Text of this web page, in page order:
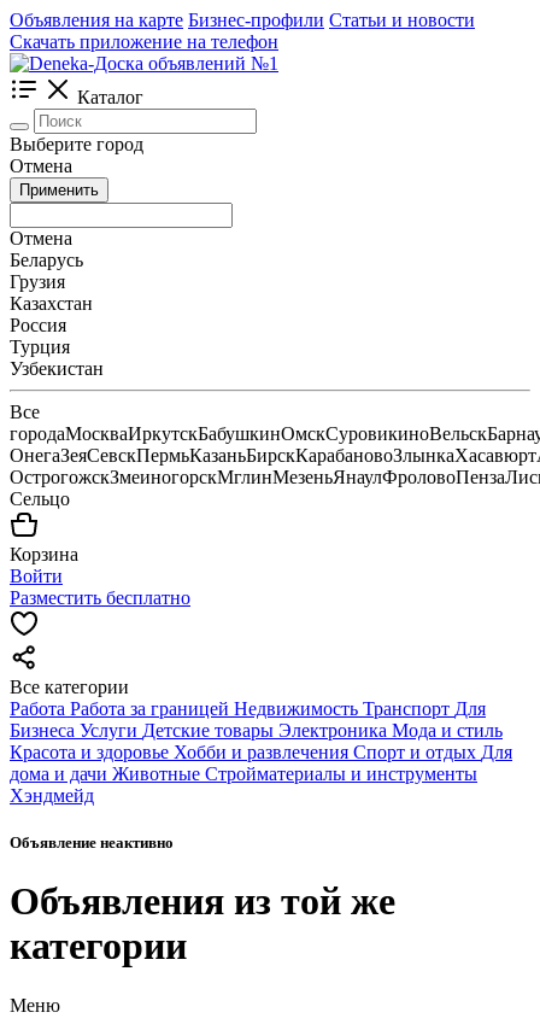
Объявления на карте Бизнес-профили Статьи и новости
Скачать приложение на телефон
Каталог
Выберите город
Отмена
Применить
Отмена
Беларусь
Грузия
Казахстан
Россия
Турция
Узбекистан
Все
городаМоскваИркутскБабушкинОмскСуровикиноВельск
ОнегаЗеяСевскПермьКазаньБирскКарабановоЗлынкаХасавюрт
ОстрогожскЗмеиногорскМглинМезеньЯнаулФроловоПенза
Сельцо
Корзина
Войти
Разместить бесплатно
Все категории
Работа Работа за границей Недвижимость Транспорт Для
Бизнеса Услуги Детские товары Электроника Мода и стиль
Красота и здоровье Хобби и развлечения Спорт и отдых Для
дома и дачи Животные Стройматериалы и инструменты
Хэндмейд
Объявление неактивно
Объявления из той же
категории
Меню